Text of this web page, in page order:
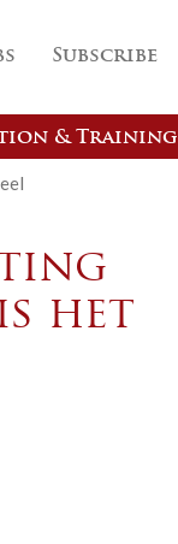
Subscribe
& Training
het